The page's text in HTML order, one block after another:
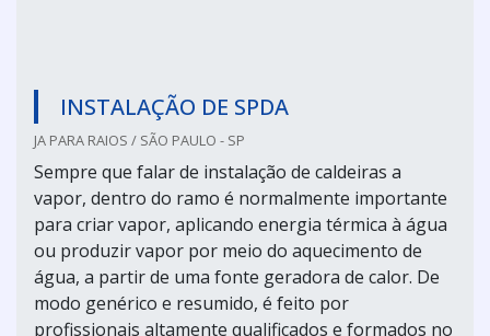
INSTALAÇÃO DE SPDA
JA PARA RAIOS / SÃO PAULO - SP
Sempre que falar de instalação de caldeiras a
vapor, dentro do ramo é normalmente importante
para criar vapor, aplicando energia térmica à água
ou produzir vapor por meio do aquecimento de
água, a partir de uma fonte geradora de calor. De
modo genérico e resumido, é feito por
profissionais altamente qualificados e formados no